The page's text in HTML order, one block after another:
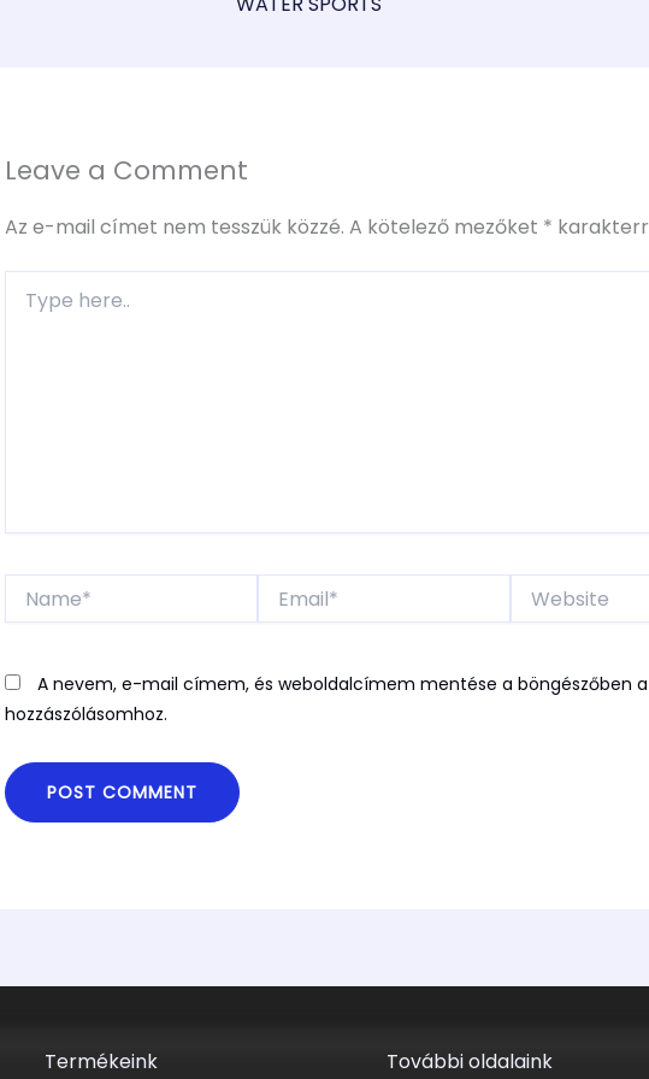
Leave a Comment
Az e-mail címet nem tesszük közzé. A kötelező mezőket *
here..
Website
A nevem, e-mail címem, és weboldalcímem mentése a böngészőben
hozzászólásomhoz.
Termékeink
További oldalaink